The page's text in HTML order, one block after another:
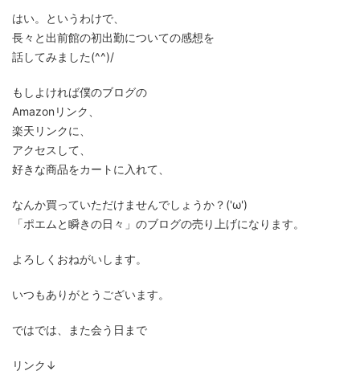
はい。というわけで、
長々と出前館の初出勤についての感想を
話してみました(^^)/
もしよければ僕のブログの
Amazonリンク、
楽天リンクに、
アクセスして、
好きな商品をカートに入れて、
なんか買っていただけませんでしょうか？('ω')
「ポエムと瞬きの日々」のブログの売り上げになります。
よろしくおねがいします。
いつもありがとうございます。
ではでは、また会う日まで
リンク↓